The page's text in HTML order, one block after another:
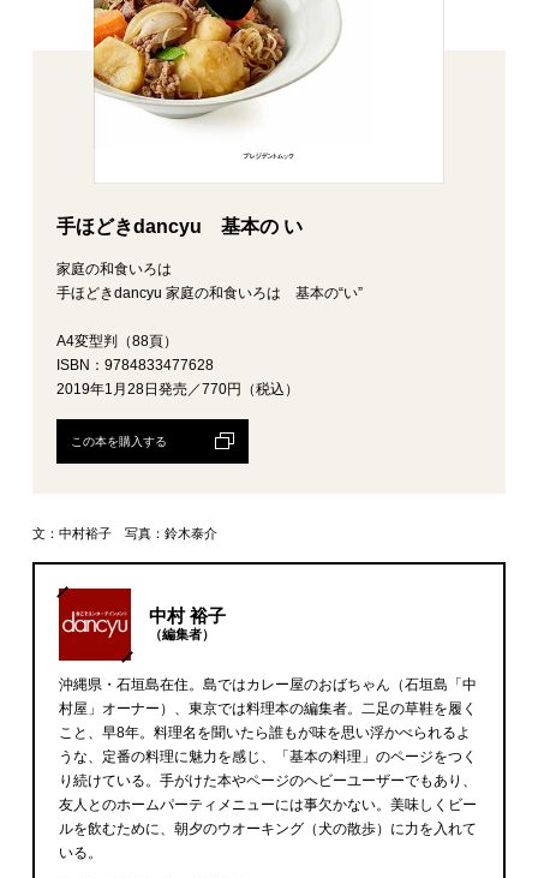
手ほどきdancyu 基本の い
家庭の和食いろは
手ほどきdancyu 家庭の和食いろは 基本の“い”
A4変型判（88頁）
ISBN：9784833477628
2019年1月28日発売／770円（税込）
この本を購入する
文：中村裕子 写真：鈴木泰介
中村 裕子
（編集者）
沖縄県・石垣島在住。島ではカレー屋のおばちゃん（石垣島「中
村屋」オーナー）、東京では料理本の編集者。二足の草鞋を履く
こと、早8年。料理名を聞いたら誰もが味を思い浮かべられるよ
うな、定番の料理に魅力を感じ、「基本の料理」のページをつく
り続けている。手がけた本やページのヘビーユーザーでもあり、
友人とのホームパーティメニューには事欠かない。美味しくビー
ルを飲むために、朝夕のウオーキング（犬の散歩）に力を入れて
いる。